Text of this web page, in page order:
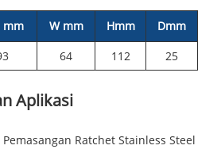
mm W mm Hmm
Dmm
64 112 25
Aplikasi
Ratchet Stainless Steel